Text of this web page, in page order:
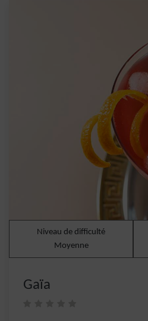
Niveau de difficulté
Moyenne
Gaïa